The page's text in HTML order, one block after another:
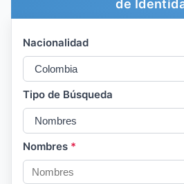
de
Nacionalidad
Tipo de Búsqueda
Nombres *